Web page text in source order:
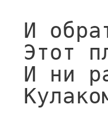
И
Этот
И ни